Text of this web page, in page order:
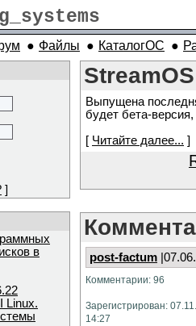
● Файлы ● КаталогОС ●
]
в
Linux.
Выпущена
будет бета-
[ Читайте далее... ]
post-factum
Комментарии: 96
Зарегистрирован:
14:27